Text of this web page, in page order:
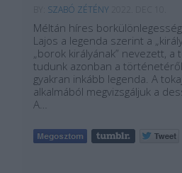
SZABÓ ZÉTÉNY
Méltán híres
Lajos a legenda szerint a
„borok királyának” nevezett, a
tudunk azonban a
gyakran inkább legenda. A
alkalmából megvizsgáljuk a
A…